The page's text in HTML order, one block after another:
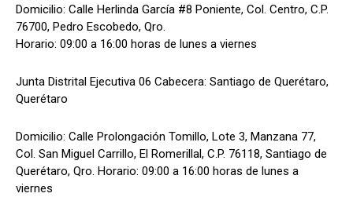
Domicilio: Calle Herlinda García #8 Poniente, Col. Centro, C.P.
76700, Pedro Escobedo, Qro.
Horario: 09:00 a 16:00 horas de lunes a viernes
Junta Distrital Ejecutiva 06 Cabecera: Santiago de Querétaro,
Querétaro
Domicilio: Calle Prolongación Tomillo, Lote 3, Manzana 77,
Col. San Miguel Carrillo, El Romerillal, C.P. 76118, Santiago de
Querétaro, Qro. Horario: 09:00 a 16:00 horas de lunes a
viernes